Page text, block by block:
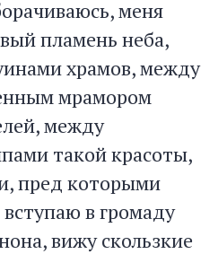
меня
пламень неба,
храмов, между
мрамором
между
такой красоты,
пред которыми
в громаду
вижу скользкие